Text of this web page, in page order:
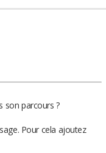
son parcours ?
Pour cela ajoutez